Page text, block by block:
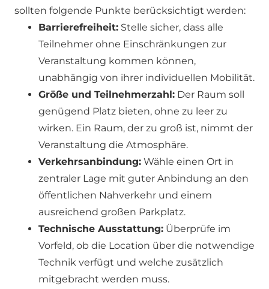
sollten folgende Punkte berücksichtigt werden:
Barrierefreiheit: Stelle sicher, dass alle
Teilnehmer ohne Einschränkungen zur
Veranstaltung kommen können,
unabhängig von ihrer individuellen Mobilität.
Größe und Teilnehmerzahl: Der Raum soll
genügend Platz bieten, ohne zu leer zu
wirken. Ein Raum, der zu groß ist, nimmt der
Veranstaltung die Atmosphäre.
Verkehrsanbindung: Wähle einen Ort in
zentraler Lage mit guter Anbindung an den
öffentlichen Nahverkehr und einem
ausreichend großen Parkplatz.
Technische Ausstattung: Überprüfe im
Vorfeld, ob die Location über die notwendige
Technik verfügt und welche zusätzlich
mitgebracht werden muss.